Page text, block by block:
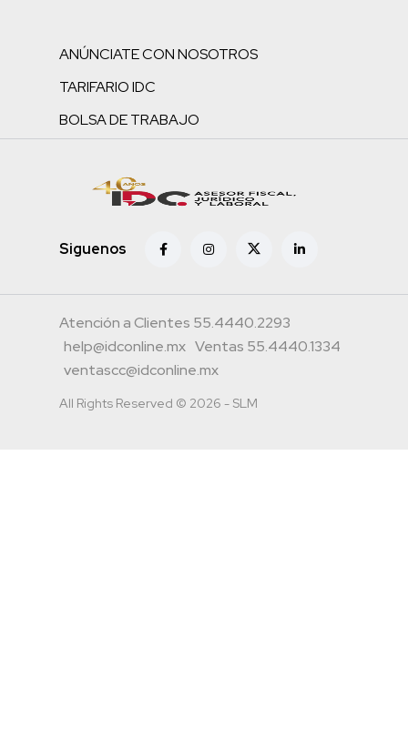
ANÚNCIATE CON NOSOTROS
TARIFARIO IDC
BOLSA DE TRABAJO
Siguenos
Atención a Clientes 55.4440.2293
help@idconline.mx Ventas 55.4440.1334
ventascc@idconline.mx
All Rights Reserved © 2026 - SLM